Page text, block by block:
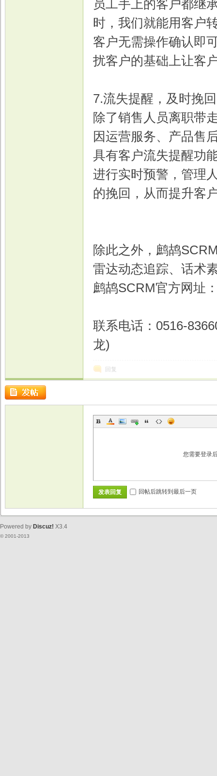
员工手上的客户都继
时，我们就能用客户
客户无需操作确认即
扰客户的基础上让客
7.流失提醒，及时挽
除了销售人员离职带
因运营服务、产品售
具有客户流失提醒功
进行实时预警，管理
的挽回，从而提升客
除此之外，鹧鸪
雷达动态追踪、话术
鹧鸪SCRM官方网址
联系电话：0516-
龙)
回复
您需要登录
发表回复 回帖后跳转到最后一页
Powered by Discuz! X3.4
© 2001-2013